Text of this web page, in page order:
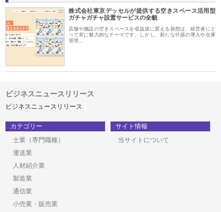
株式会社東京デッセルが提供する空きスペース活用型
ガチャガチャ設置サービスの全貌
店舗や施設の空きスペースを収益源に変える発想は、経営者にと
って常に魅力的なテーマです。しかし、新たな什器の導入や在庫
管理…
ビジネスニュースリリース
ビジネスニュースリリース
カテゴリー
士業（専門職種）
運送業
人材紹介業
製造業
通信業
小売業・販売業
サイト情報
当サイトについて